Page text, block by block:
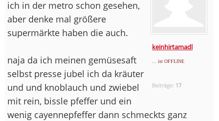
keinhirtamadl
... ist OFFLINE
Beiträge: 17
ich in der metro schon gesehen,
aber denke mal größere
supermärkte haben die auch.
naja da ich meinen gemüsesaft
selbst presse jubel ich da kräuter
und und knoblauch und zwiebel
mit rein, bissle pfeffer und ein
wenig cayennepfeffer dann schmeckts ganz